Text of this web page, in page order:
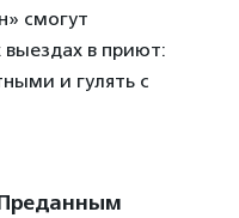
смогут
выездах в приют:
и гулять с